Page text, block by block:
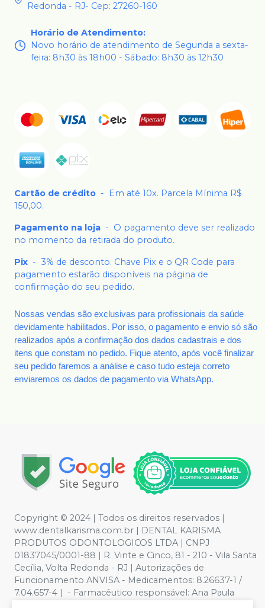
Redonda - RJ- Cep: 27260-160
Horário de Atendimento:
Novo horário de atendimento de Segunda a sexta-
feira: 8h30 às 18h00 - Sábado: 8h30 às 12h30
Cartão de crédito -
Em até 10x. Parcela Mínima R$
150,00.
Pagamento na loja - O pagamento deve ser realizado
no momento da retirada do produto.
Pix - 3% de desconto. Chave Pix e o QR Code para
pagamento estarão disponíveis na página de
confirmação do seu pedido.
Nossas vendas são exclusivas para profissionais da saúde
devidamente habilitados. Por isso, o pagamento e envio só são
realizados após a confirmação dos dados cadastrais e dos
itens que constam no pedido. Fique atento, após você finalizar
seu pedido faremos a análise e caso tudo esteja correto
enviaremos os dados de pagamento via WhatsApp.
Copyright © 2024 | Todos os direitos reservados |
www.dentalkarisma.com.br | DENTAL KARISMA
PRODUTOS ODONTOLOGICOS LTDA | CNPJ
01837045/0001-88 | R. Vinte e Cinco, 81 - 210 - Vila Santa
Cecília, Volta Redonda - RJ | Autorizações de
Funcionamento ANVISA - Medicamentos: 8.26637-1 /
7.04.657-4 | - Farmacêutico responsável: Ana Paula